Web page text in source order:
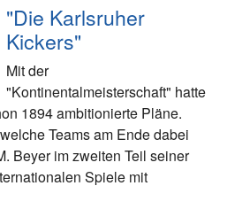
"Die Karlsruher
Kickers"
Mit der
"Kontinentalmeisterschaft" hatte
1894 ambitionierte Pläne.
Teams am Ende dabei
Beyer im zweiten Teil seiner
Spiele mit